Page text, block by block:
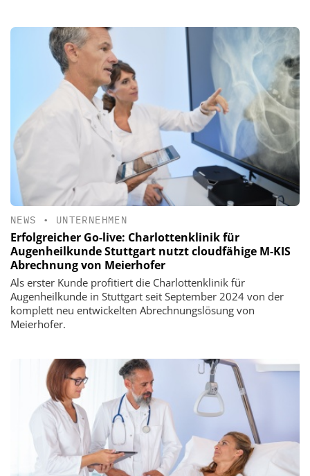
NEWS • UNTERNEHMEN
Erfolgreicher Go-live: Charlottenklinik für
Augenheilkunde Stuttgart nutzt cloudfähige M-KIS
Abrechnung von Meierhofer
Als erster Kunde profitiert die Charlottenklinik für
Augenheilkunde in Stuttgart seit September 2024 von der
komplett neu entwickelten Abrechnungslösung von
Meierhofer.